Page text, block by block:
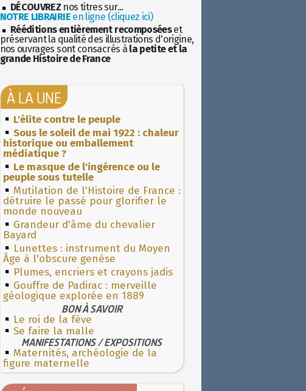
DÉCOUVREZ nos titres sur...
NOTRE LIBRAIRIEen ligne (cliquez ici)
Rééditions entièrement recomposéeset
préservant la qualité des illustrations d'origine,
nos ouvrages sont consacrés à la petite et la
grande Histoire de France
À LA UNE
L'élite contre le peuple
Sous le soleil de mai 1922 : chaleur
historique ou emballement
médiatique ?
Le masque de l'ingérence ou le
peuple sous tutelle
Mutilation de l'Histoire de France :
détruire le passé pour glorifier le
monde nouveau
Grandeur d'âme du chevalier
Bayard
Lunettes : instrument du Moyen
Âge à l'obscure genèse
Plumes, encriers et crayons jadis
Gouffre de Padirac : merveille
géologique explorée en 1889
BON À SAVOIR
Le roi de la fève
Se faire la malle
MANIFESTATIONS / EXPOSITIONS
Maternités, archéologie de la
figure maternelle